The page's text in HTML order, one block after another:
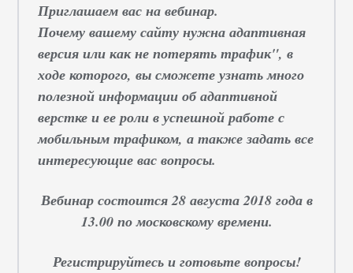
Приглашаем вас на вебинар.
Почему вашему сайту нужна адаптивная
версия или как не потерять трафик", в
ходе которого, вы сможете узнать много
полезной информации об адаптивной
верстке и ее роли в успешной работе с
мобильным трафиком, а также задать все
интересующие вас вопросы.
Вебинар состоится 28 августа 2018 года в
13.00 по московскому времени.
Регистрируйтесь и готовьте вопросы!